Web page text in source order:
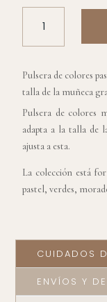
COLORES
UNISEX
CANTIDAD
Pulsera de colores
talla de la muñeca
Pulsera de colores
adapta a la talla de
ajusta a esta.
La colección está
pastel, verdes,
CUIDADOS
ENVÍOS Y